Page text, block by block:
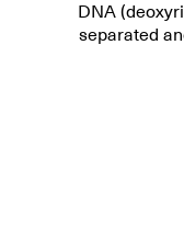
DNA
separated